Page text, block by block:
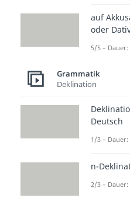
Kein
vor„
→ Ich
Hunde,
Hasen.
auf
oder
5/5 – Dauer:
Grammatik
Deklination
Deutsch
1/3 – Dauer:
n-
2/3 – Dauer: